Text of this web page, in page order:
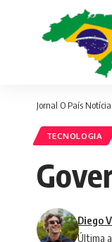
Jornal O País
TECNOLOGIA
Última
Diego